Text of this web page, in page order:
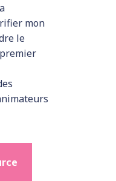
mon
le